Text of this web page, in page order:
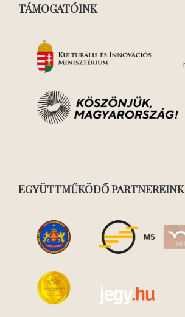
TÁMOGATÓINK
EGYÜTTMŰKÖDŐ PARTNEREINK